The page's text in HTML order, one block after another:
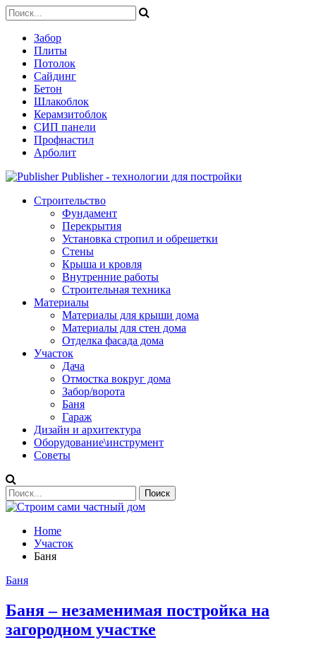
Забор
Плиты
Потолок
Сайдинг
Бетон
Шлакоблок
Керамзитоблок
СИП панели
Профнастил
Арболит
Publisher - технологии для постройки
Строительство
Фундамент
Перекрытия
Установка стропил и обрешетки
Стены
Крыша и кровля
Внутренние работы
Строительная техника
Материалы
Материалы для крыши дома
Материалы для стен дома
Отделка фасада дома
Участок
Дача
Отмостка вокруг дома
Забор/ворота
Баня
Гараж
Дизайн и архитектура
Оборудование\инструмент
Советы
Home
Участок
Баня
Баня
Баня – незаменимая постройка на
загородном участке